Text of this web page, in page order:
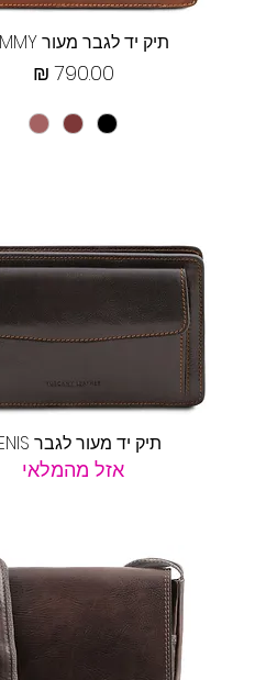
תצוגה מהירה
תיק יד לגבר מעור TOMMY
מחיר
תצוגה מהירה
תיק יד מעור לגבר DENIS
אזל מהמלאי